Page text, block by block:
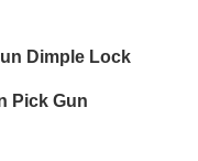
Dimple Lock
Pick Gun